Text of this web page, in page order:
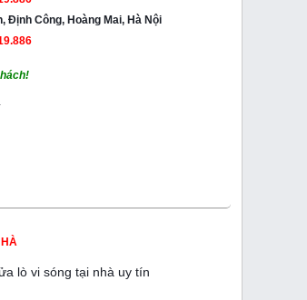
Định Công, Hoàng Mai, Hà Nội
lò vi sóng tại nhà uy tín